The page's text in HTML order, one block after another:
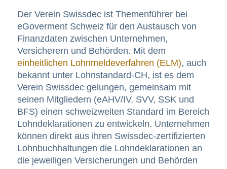
Der Verein Swissdec ist Themenführer bei
eGoverment Schweiz für den Austausch von
Finanzdaten zwischen Unternehmen,
Versicherern und Behörden. Mit dem
einheitlichen Lohnmeldeverfahren (ELM), auch
bekannt unter Lohnstandard-CH, ist es dem
Verein Swissdec gelungen, gemeinsam mit
seinen Mitgliedern (eAHV/IV, SVV, SSK und
BFS) einen schweizweiten Standard im Bereich
Lohndeklarationen zu entwickeln. Unternehmen
können direkt aus ihren Swissdec-zertifizierten
Lohnbuchhaltungen die Lohndeklarationen an
die jeweiligen Versicherungen und Behörden